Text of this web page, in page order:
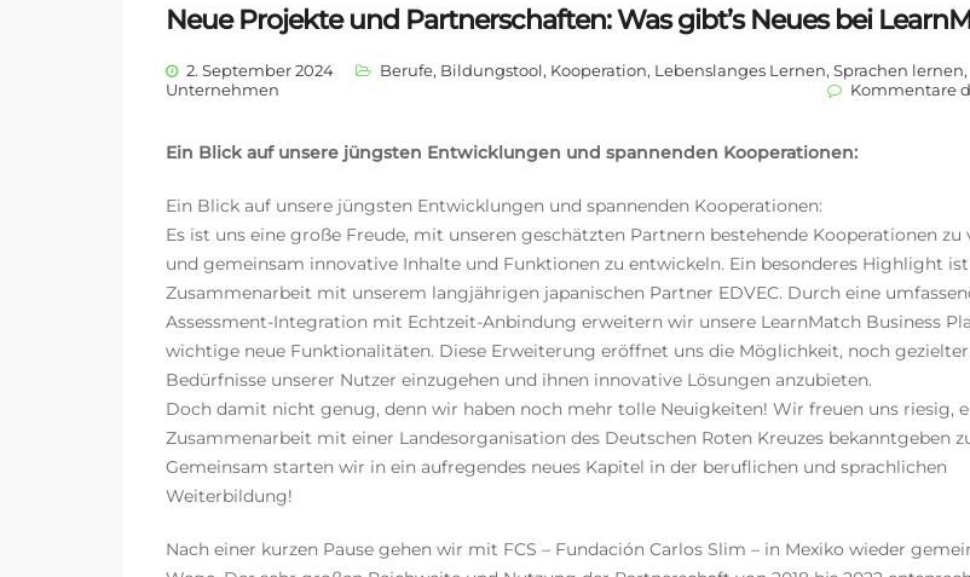
Neue Projekte und Partnerschaften: Was gibt’s Neues bei
2. September 2024 Berufe, Bildungstool, Kooperation, Lebenslanges Lernen, Sprachen lernen,
Unternehmen
Kommentare
Ein Blick auf unsere jüngsten Entwicklungen und spannenden Kooperationen:
Ein Blick auf unsere jüngsten Entwicklungen und spannenden Kooperationen:
Es ist uns eine große Freude, mit unseren geschätzten Partnern bestehende Kooperationen zu
und gemeinsam innovative Inhalte und Funktionen zu entwickeln. Ein besonderes Highlight
Zusammenarbeit mit unserem langjährigen japanischen Partner EDVEC. Durch eine
Assessment-Integration mit Echtzeit-Anbindung erweitern wir unsere LearnMatch Business
wichtige neue Funktionalitäten. Diese Erweiterung eröffnet uns die Möglichkeit, noch
Bedürfnisse unserer Nutzer einzugehen und ihnen innovative Lösungen anzubieten.
Doch damit nicht genug, denn wir haben noch mehr tolle Neuigkeiten! Wir freuen uns riesig,
Zusammenarbeit mit einer Landesorganisation des Deutschen Roten Kreuzes bekanntgeben
Gemeinsam starten wir in ein aufregendes neues Kapitel in der beruflichen und sprachlichen
Weiterbildung!
Nach einer kurzen Pause gehen wir mit FCS – Fundación Carlos Slim – in Mexiko wieder